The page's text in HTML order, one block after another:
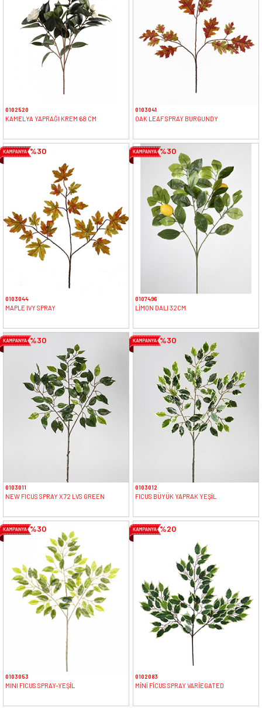
0102520
KAMELYA YAPRAĞI KREM 68 CM
0103041
OAK LEAF SPRAY BURGUNDY
%30
0103044
MAPLE IVY SPRAY
%30
0107496
LİMON DALI 32CM
%30
0103011
NEW FICUS SPRAY X 72 LVS GREEN
%30
0103012
FICUS BÜYÜK YAPRAK YEŞİL
%30
0103053
MINI FICUS SPRAY-YEŞİL
%20
0102083
MİNİ FİCUS SPRAY VARİEGATED